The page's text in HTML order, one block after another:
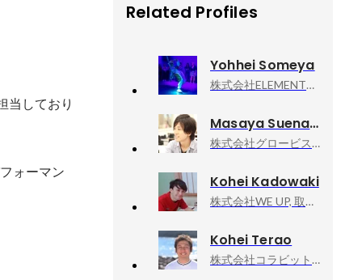
当しており
ォーマン
Related Profiles
Yohhei Someya
株式会社ELEMENTS, 執行役員 VPoE
Masaya Suenaga
株式会社グロービス, Technology Director
Kohei Kadowaki
株式会社WE UP, 取締役 CTO
Kohei Terao
株式会社コラビット, webプロダクトグロースハッカー